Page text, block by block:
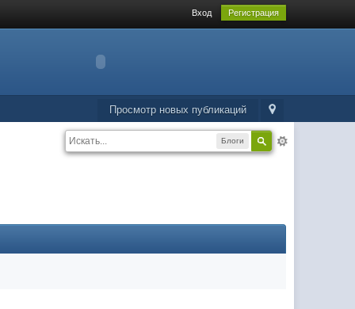
Вход Регистрация
Просмотр новых публикаций
Блоги